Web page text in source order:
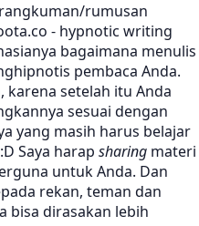
rumusan
bagaimana menulis
pembaca Anda.
karena setelah itu Anda
sesuai dengan
yang masih harus belajar
Saya harap sharing materi
untuk Anda. Dan
rekan, teman dan
bisa dirasakan lebih